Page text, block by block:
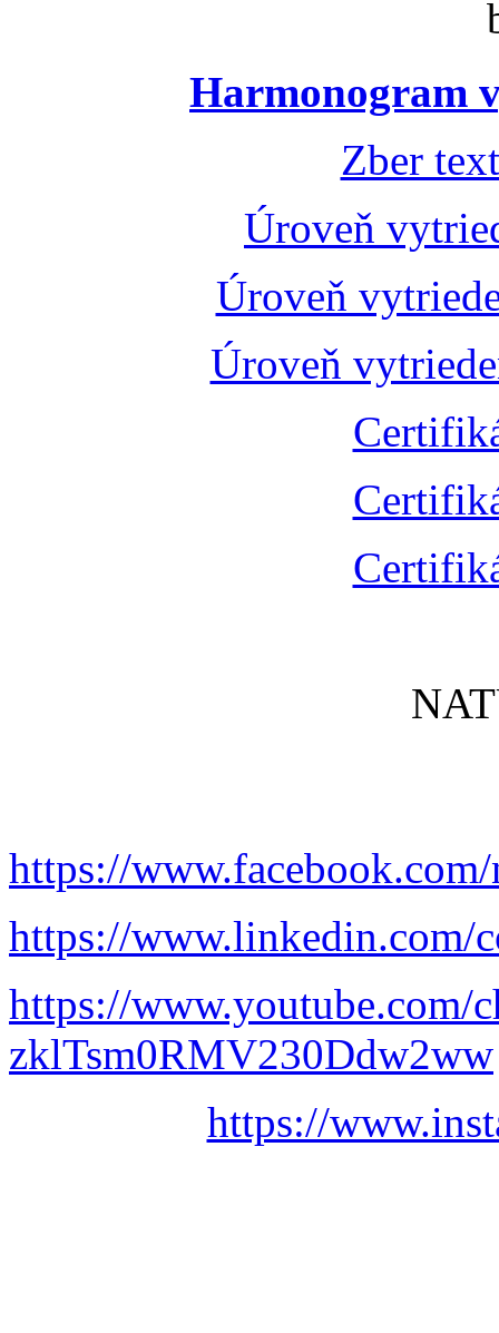
Harmonogram
Zber
Úroveň
Úroveň
Úroveň
https://
https://www.linkedin.com/
https://www.youtube.com/
zklTsm0RMV230Ddw2ww
https://